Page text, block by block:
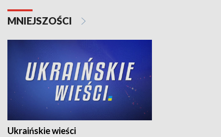
MNIEJSZOŚCI
Ukraińskie wieści